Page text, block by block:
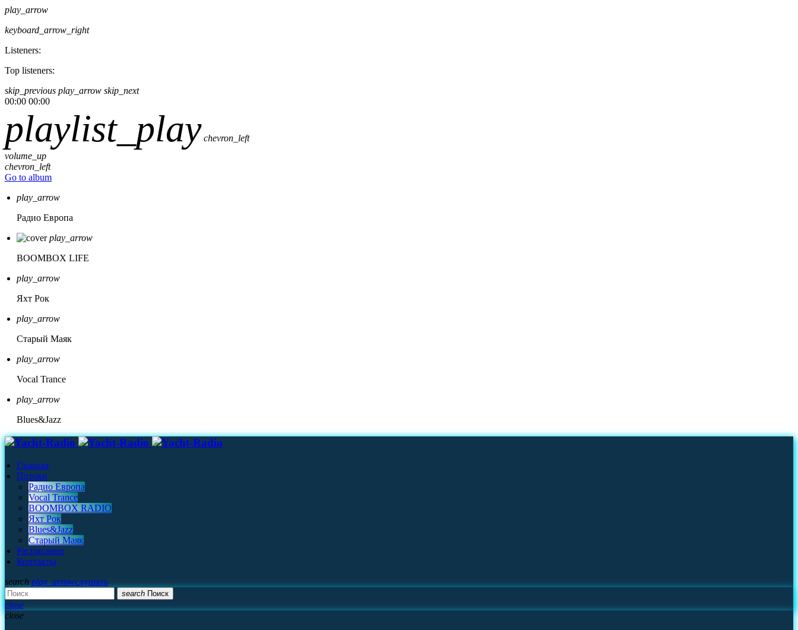
play_arrow
keyboard_arrow_right
Listeners:
Top listeners:
skip_previous play_arrow skip_next
00:00 00:00
playlist_play chevron_left
volume_up
chevron_left
Go to album
play_arrow
Радио Европа
play_arrow
BOOMBOX LIFE
play_arrow
Яхт Рок
play_arrow
Старый Маяк
play_arrow
Vocal Trance
play_arrow
Blues&Jazz
Главная
Потоки
Радио Европа
Vocal Trance
BOOMBOX RADIO
Яхт Рок
Blues&Jazz
Старый Маяк
Расписание
Контакты
search play_arrowслушать
search Поиск
close
close